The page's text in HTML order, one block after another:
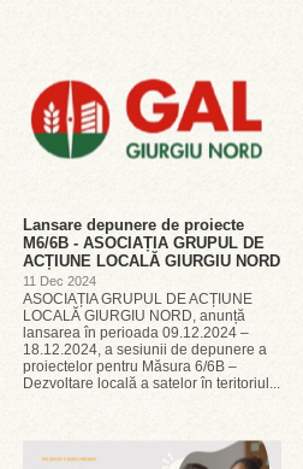
Lansare depunere de proiecte
M6/6B - ASOCIAȚIA GRUPUL DE
ACȚIUNE LOCALĂ GIURGIU NORD
11 Dec 2024
ASOCIAȚIA GRUPUL DE ACȚIUNE
LOCALĂ GIURGIU NORD, anunță
lansarea în perioada 09.12.2024 –
18.12.2024, a sesiunii de depunere a
proiectelor pentru Măsura 6/6B –
Dezvoltare locală a satelor în teritoriul...